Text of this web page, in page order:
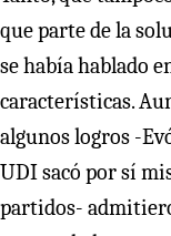
que parte de la
se había hablado
características.
algunos logros -
UDI sacó por sí
partidos-